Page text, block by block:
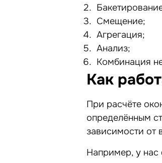
Смещение;
Агрегация;
Анализ;
Комбинация
Как
При расчёте
определённым
зависимости от
Например, у нас